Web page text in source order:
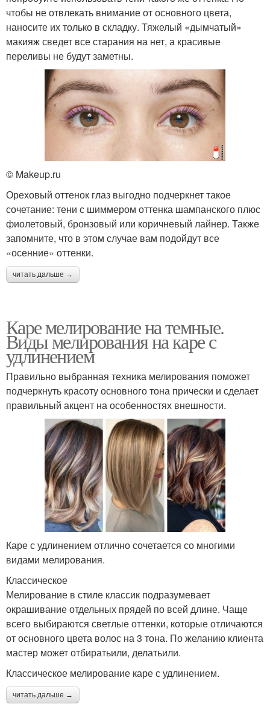
чтобы не отвлекать внимание от основного цвета,
наносите их только в складку. Тяжелый «дымчатый»
макияж сведет все старания на нет, а красивые
переливы не будут заметны.
© Makeup.ru
Ореховый оттенок глаз выгодно подчеркнет такое
сочетание: тени с шиммером оттенка шампанского плюс
фиолетовый, бронзовый или коричневый лайнер. Также
запомните, что в этом случае вам подойдут все
«осенние» оттенки.
читать дальше →
Каре мелирование на темные.
Виды мелирования на каре с
удлинением
Правильно выбранная техника мелирования поможет
подчеркнуть красоту основного тона прически и сделает
правильный акцент на особенностях внешности.
Каре с удлинением отлично сочетается со многими
видами мелирования.
Классическое
Мелирование в стиле классик подразумевает
окрашивание отдельных прядей по всей длине. Чаще
всего выбираются светлые оттенки, которые отличаются
от основного цвета волос на 3 тона. По желанию клиента
мастер может отбиратьили, делатьили.
Классическое мелирование каре с удлинением.
читать дальше →